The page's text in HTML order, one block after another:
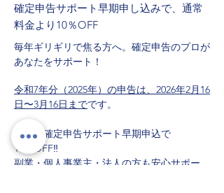
確定申告サポート早期申し込みで、通常
料金より10％OFF
毎年ギリギリで焦る方へ。確定申告のプロが
あなたをサポート！
令和7年分（2025年）の申告は、2026年2月16
日〜3月16日までです。
今なら確定申告サポート早期申込で
10％OFF‼️
副業・個人事業主・法人の方も安心サポー